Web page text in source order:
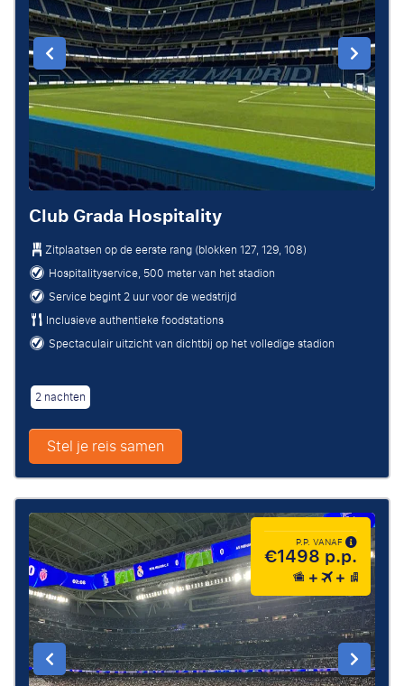
Club Grada Hospitality
Zitplaatsen op de eerste rang (blokken 127, 129, 108)
Hospitalityservice, 500 meter van het stadion
Service begint 2 uur voor de wedstrijd
Inclusieve authentieke foodstations
Spectaculair uitzicht van dichtbij op het volledige stadion
2 nachten
Stel je reis samen
P.P. VANAF
€1498 p.p.